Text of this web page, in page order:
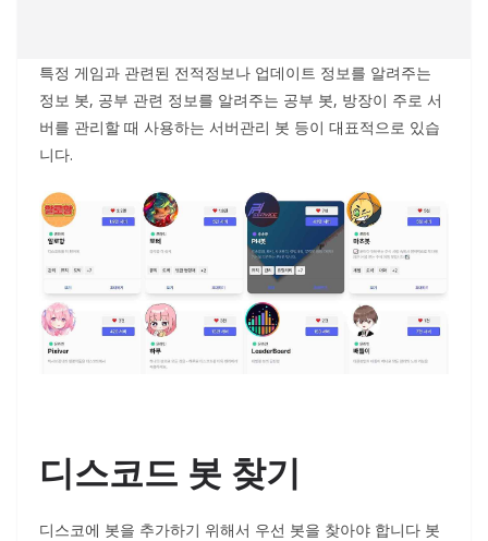
특정 게임과 관련된 전적정보나 업데이트 정보를 알려주는
정보 봇, 공부 관련 정보를 알려주는 공부 봇, 방장이 주로 서
버를 관리할 때 사용하는 서버관리 봇 등이 대표적으로 있습
니다.
디스코드 봇 찾기
디스코에 봇을 추가하기 위해서 우선 봇을 찾아야 합니다 봇